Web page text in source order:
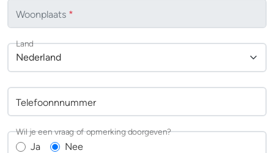
Woonplaats *
Nederland
Land
Telefoonnnummer
Ja Nee
Wil je een vraag of opmerking doorgeven?